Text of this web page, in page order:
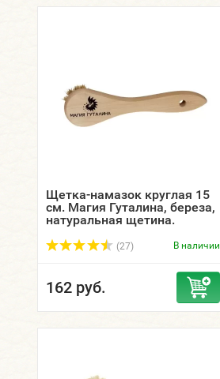
Щетка-намазок круглая 15
см. Магия Гуталина, береза,
натуральная щетина.
(27) В наличии
162 руб.